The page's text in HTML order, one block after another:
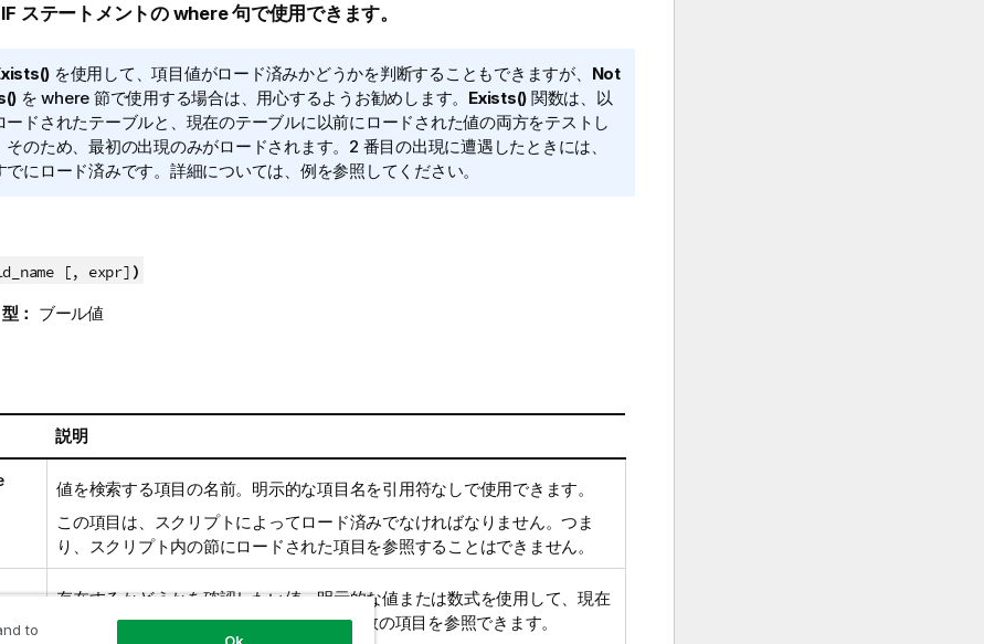
IF ステートメントの where句で使用できます。
を使用して、項目値がロード済みかどうかを判断することもできますが、 Not
を where 節で使用する場合は、用心するようお勧めします。 Exists() 関数は、以
ードされたテーブルと、現在のテーブルに以前にロードされた値の両方をテストし
そのため、最初の出現のみがロードされます。2 番目の出現に遭遇したときには、
でにロード済みです。詳細については、例を参照してください。
[, expr] )
： ブール値
説明
値を検索する項目の名前。明示的な項目名を引用符なしで使用できます。
この項目は、スクリプトによってロード済みでなければなりません。つま
り、スクリプト内の節にロードされた項目を参照することはできません。
存在するかどうかを確認したい値。明示的な値または数式を使用して、現在
の Load ステートメント内の 1 つまたは複数の項目を参照できます。
to